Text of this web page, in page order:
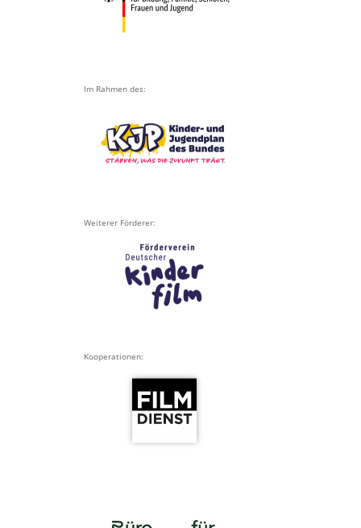
Im Rahmen des:
Weiterer Förderer:
Kooperationen: